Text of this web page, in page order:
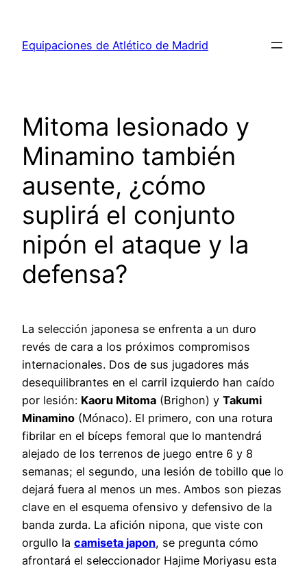
contenido
Equipaciones de Atlético de Madrid
Mitoma lesionado y
Minamino también
ausente, ¿cómo
suplirá el conjunto
nipón el ataque y la
defensa?
La selección japonesa se enfrenta a un duro
revés de cara a los próximos compromisos
internacionales. Dos de sus jugadores más
desequilibrantes en el carril izquierdo han caído
por lesión: Kaoru Mitoma (Brighon) y Takumi
Minamino (Mónaco). El primero, con una rotura
fibrilar en el bíceps femoral que lo mantendrá
alejado de los terrenos de juego entre 6 y 8
semanas; el segundo, una lesión de tobillo que lo
dejará fuera al menos un mes. Ambos son piezas
clave en el esquema ofensivo y defensivo de la
banda zurda. La afición nipona, que viste con
orgullo la camiseta japon, se pregunta cómo
afrontará el seleccionador Hajime Moriyasu esta